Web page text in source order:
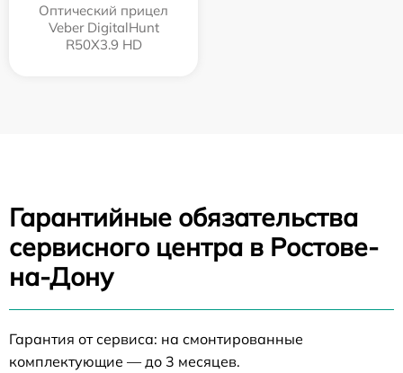
Оптический прицел
Veber DigitalHunt
R50X3.9 HD
Гарантийные обязательства
сервисного центра в Ростове-
на-Дону
Гарантия от сервиса: на смонтированные
комплектующие — до 3 месяцев.